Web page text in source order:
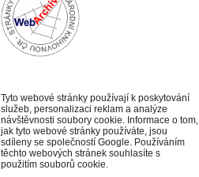
Tyto webové stránky používají k poskytování
služeb, personalizaci reklam a analýze
návštěvnosti soubory cookie. Informace o tom,
jak tyto webové stránky používáte, jsou
sdíleny se společností Google. Používáním
těchto webových stránek souhlasíte s
použitím souborů cookie.